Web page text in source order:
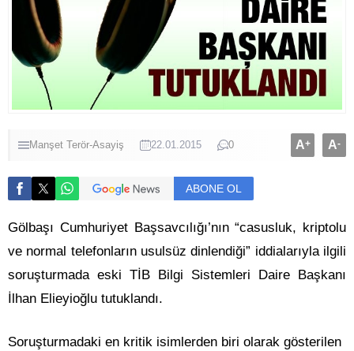
Manşet Terör-Asayiş 22.01.2015 0 A+ A-
ABONE OL
Gölbaşı Cumhuriyet Başsavcılığı’nın “casusluk, kriptolu
ve normal telefonların usulsüz dinlendiği” iddialarıyla ilgili
soruşturmada eski TİB Bilgi Sistemleri Daire Başkanı
İlhan Elieyioğlu tutuklandı.
Soruşturmadaki en kritik isimlerden biri olarak gösterilen